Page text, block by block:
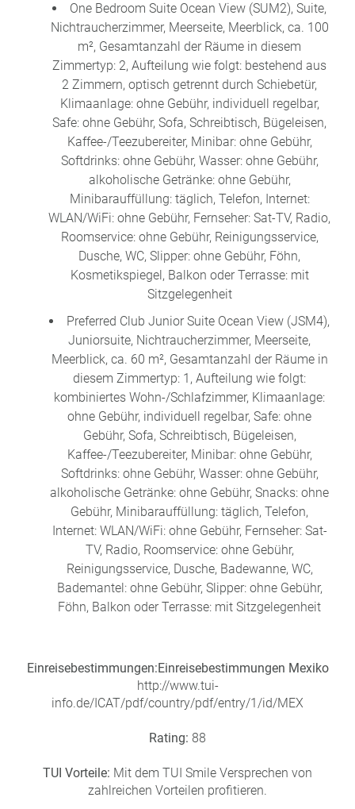
One Bedroom Suite Ocean View (SUM2), Suite,
Nichtraucherzimmer, Meerseite, Meerblick, ca. 100
m², Gesamtanzahl der Räume in diesem
Zimmertyp: 2, Aufteilung wie folgt: bestehend aus
2 Zimmern, optisch getrennt durch Schiebetür,
Klimaanlage: ohne Gebühr, individuell regelbar,
Safe: ohne Gebühr, Sofa, Schreibtisch, Bügeleisen,
Kaffee-/Teezubereiter, Minibar: ohne Gebühr,
Softdrinks: ohne Gebühr, Wasser: ohne Gebühr,
alkoholische Getränke: ohne Gebühr,
Minibarauffüllung: täglich, Telefon, Internet:
WLAN/WiFi: ohne Gebühr, Fernseher: Sat-TV, Radio,
Roomservice: ohne Gebühr, Reinigungsservice,
Dusche, WC, Slipper: ohne Gebühr, Föhn,
Kosmetikspiegel, Balkon oder Terrasse: mit
Sitzgelegenheit
Preferred Club Junior Suite Ocean View (JSM4),
Juniorsuite, Nichtraucherzimmer, Meerseite,
Meerblick, ca. 60 m², Gesamtanzahl der Räume in
diesem Zimmertyp: 1, Aufteilung wie folgt:
kombiniertes Wohn-/Schlafzimmer, Klimaanlage:
ohne Gebühr, individuell regelbar, Safe: ohne
Gebühr, Sofa, Schreibtisch, Bügeleisen,
Kaffee-/Teezubereiter, Minibar: ohne Gebühr,
Softdrinks: ohne Gebühr, Wasser: ohne Gebühr,
alkoholische Getränke: ohne Gebühr, Snacks: ohne
Gebühr, Minibarauffüllung: täglich, Telefon,
Internet: WLAN/WiFi: ohne Gebühr, Fernseher: Sat-
TV, Radio, Roomservice: ohne Gebühr,
Reinigungsservice, Dusche, Badewanne, WC,
Bademantel: ohne Gebühr, Slipper: ohne Gebühr,
Föhn, Balkon oder Terrasse: mit Sitzgelegenheit
Einreisebestimmungen:Einreisebestimmungen Mexiko
http://www.tui-
info.de/ICAT/pdf/country/pdf/entry/1/id/MEX
Rating: 88
TUI Vorteile: Mit dem TUI Smile Versprechen von
zahlreichen Vorteilen profitieren.